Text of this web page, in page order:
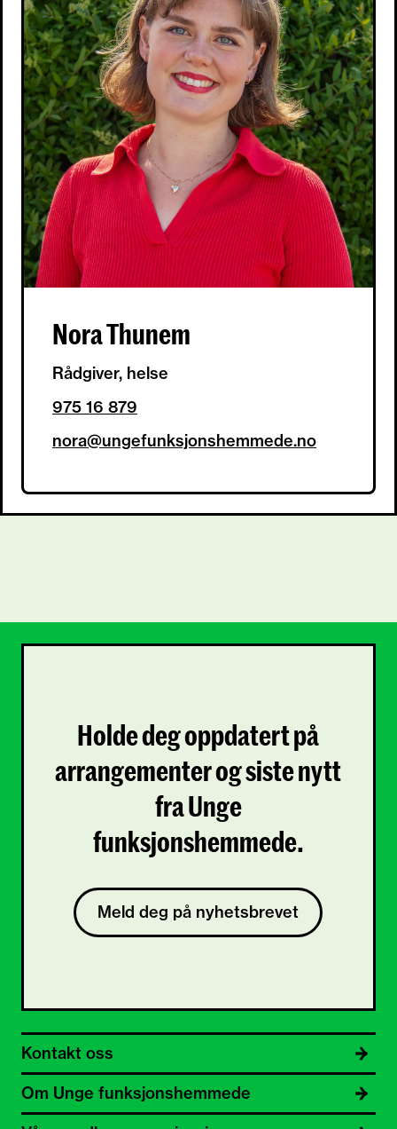
Nora Thunem
Rådgiver, helse
975 16 879
nora@ungefunksjonshemmede.no
Holde deg oppdatert på
arrangementer og siste nytt
fra Unge
funksjonshemmede.
Meld deg på nyhetsbrevet
Kontakt oss
Om Unge funksjonshemmede